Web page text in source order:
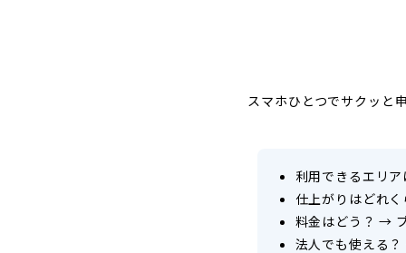
スマホひとつでサクッと
利用できるエリア
仕上がりはどれく
料金はどう？ →
法人でも使える？